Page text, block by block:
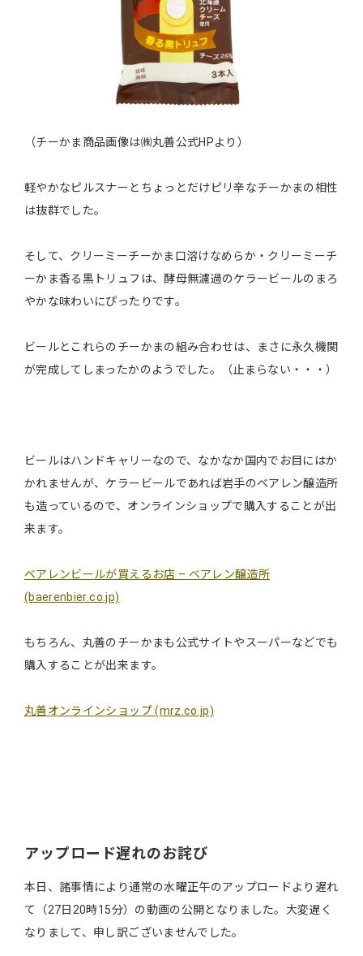
（チーかま商品画像は㈱丸善公式HPより）
軽やかなピルスナーとちょっとだけピリ辛なチーかまの相性
は抜群でした。
そして、クリーミーチーかま口溶けなめらか・クリーミーチ
ーかま香る黒トリュフは、酵母無濾過のケラービールのまろ
やかな味わいにぴったりです。
ビールとこれらのチーかまの組み合わせは、まさに永久機関
が完成してしまったかのようでした。（止まらない・・・）
ビールはハンドキャリーなので、なかなか国内でお目にはか
かれませんが、ケラービールであれば岩手のベアレン醸造所
も造っているので、オンラインショップで購入することが出
来ます。
ベアレンビールが買えるお店 – ベアレン醸造所
(baerenbier.co.jp)
もちろん、丸善のチーかまも公式サイトやスーパーなどでも
購入することが出来ます。
丸善オンラインショップ (mrz.co.jp)
アップロード遅れのお詫び
本日、諸事情により通常の水曜正午のアップロードより遅れ
て（27日20時15分）の動画の公開となりました。大変遅く
なりまして、申し訳ございませんでした。